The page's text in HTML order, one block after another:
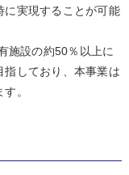
に実現することが可能
施設の約50％以上に
しており、本事業は
。